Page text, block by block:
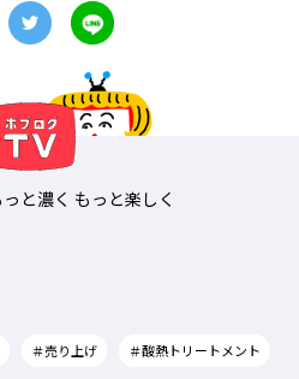
と濃く もっと楽しく
＃売り上げ ＃酸熱トリートメント